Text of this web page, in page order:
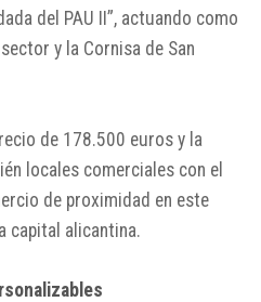
del PAU II”, actuando como
y la Cornisa de San
de 178.500 euros y la
locales comerciales con el
de proximidad en este
capital alicantina.